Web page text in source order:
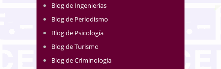
Blog de Ingenierías
Blog de Periodismo
Blog de Psicología
Blog de Turismo
Blog de Criminología